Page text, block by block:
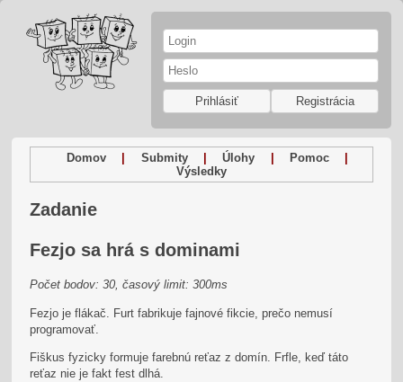
Prihlásiť Registrácia
Domov | Submity | Úlohy | Pomoc
|
Výsledky
Zadanie
Fezjo sa hrá s dominami
Počet bodov: 30, časový limit: 300ms
Fezjo je flákač. Furt fabrikuje fajnové fikcie, prečo nemusí
programovať.
Fiškus fyzicky formuje farebnú reťaz z domín. Frfle, keď táto
reťaz nie je fakt fest dlhá.